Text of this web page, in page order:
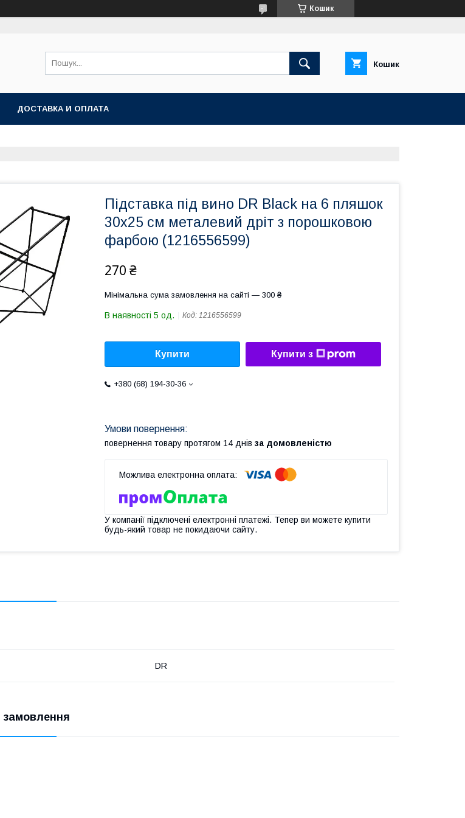
Кошик
Кошик
ДОСТАВКА И ОПЛАТА
Підставка під вино DR Black на 6 пляшок
30х25 см металевий дріт з порошковою
фарбою (1216556599)
270 ₴
Мінімальна сума замовлення на сайті — 300 ₴
В наявності 5 од. Код: 1216556599
Купити Купити з
+380 (68) 194-30-36
повернення товару протягом 14 днів за домовленістю
У компанії підключені електронні платежі. Тепер ви можете купити
будь-який товар не покидаючи сайту.
DR